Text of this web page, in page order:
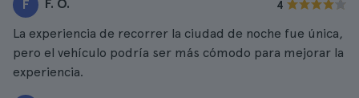
F F. O. 4
La experiencia de recorrer la ciudad de noche fue única,
pero el vehículo podría ser más cómodo para mejorar la
experiencia.